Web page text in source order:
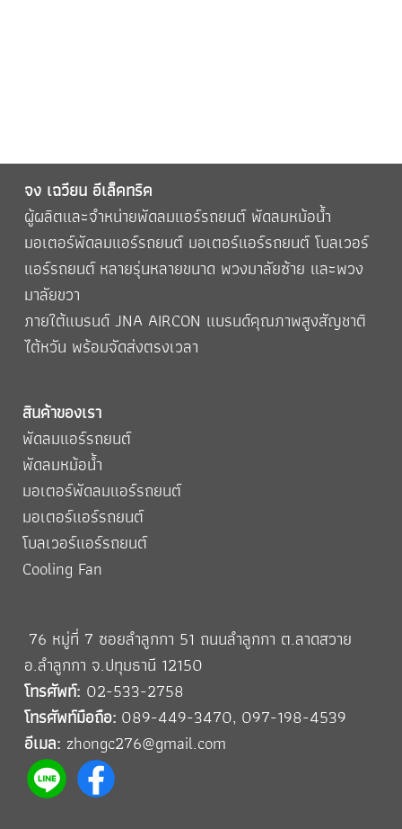
จง เฉวียน อีเล็คทริค
ผู้ผลิตและจำหน่ายพัดลมแอร์รถยนต์ พัดลมหม้อน้ำ
มอเตอร์พัดลมแอร์รถยนต์ มอเตอร์แอร์รถยนต์ โบลเวอร์
แอร์รถยนต์หลายรุ่นหลายขนาด พวงมาลัยซ้าย และพวง
มาลัยขวา
ภายใต้แบรนด์ JNA AIRCON แบรนด์คุณภาพสูงสัญชาติ
ไต้หวัน พร้อมจัดส่งตรงเวลา
สินค้าของเรา
พัดลมแอร์รถยนต์
พัดลมหม้อน้ำ
มอเตอร์พัดลมแอร์รถยนต์
มอเตอร์แอร์รถยนต์
โบลเวอร์แอร์รถยนต์
Cooling Fan
76 หมู่ที่ 7 ซอยลำลูกกา 51 ถนนลำลูกกา ต.ลาดสวาย
อ.ลำลูกกา จ.ปทุมธานี 12150
โทรศัพท์: 02-533-2758
โทรศัพท์มือถือ: 089-449-3470, 097-198-4539
อีเมล: zhongc276@gmail.com